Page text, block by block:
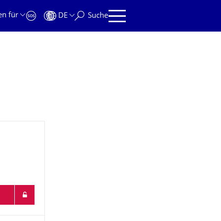
für
DE Suche